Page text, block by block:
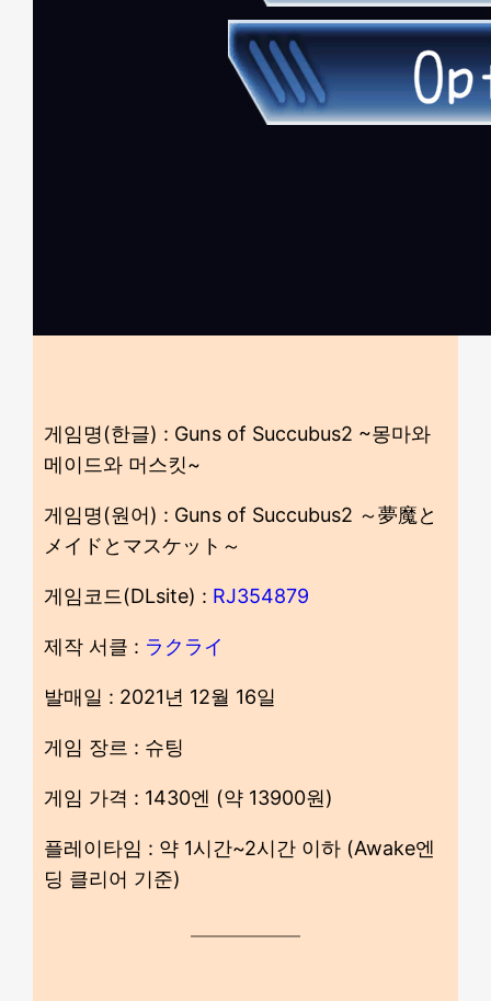
게임명(한글) : Guns of Succubus2 ~몽마와
메이드와 머스킷~
게임명(원어) : Guns of Succubus2 ～夢魔と
メイドとマスケット～
게임코드(DLsite) : RJ354879
제작 서클 : ラクライ
발매일 : 2021년 12월 16일
게임 장르 : 슈팅
게임 가격 : 1430엔 (약 13900원)
플레이타임 : 약 1시간~2시간 이하 (Awake엔
딩 클리어 기준)